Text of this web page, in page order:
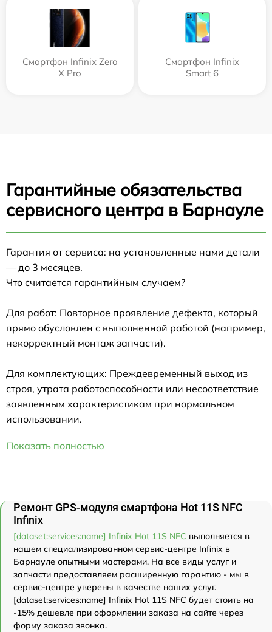
Смартфон Infinix Zero
X Pro
Смартфон Infinix
Smart 6
Гарантийные обязательства
сервисного центра в Барнауле
Гарантия от сервиса: на установленные нами детали
— до 3 месяцев.
Что считается гарантийным случаем?
Для работ: Повторное проявление дефекта, который
прямо обусловлен с выполненной работой (например,
некорректный монтаж запчасти).
Для комплектующих: Преждевременный выход из
строя, утрата работоспособности или несоответствие
заявленным характеристикам при нормальном
использовании.
Показать полностью
Ремонт GPS-модуля смартфона Hot 11S NFC
Infinix
[dataset:services:name] Infinix Hot 11S NFC выполняется в
нашем специализированном сервис-центре Infinix в
Барнауле опытными мастерами. На все виды услуг и
запчасти предоставляем расширенную гарантию - мы в
сервис-центре уверены в качестве наших услуг.
[dataset:services:name] Infinix Hot 11S NFC будет стоить на
-15% дешевле при оформлении заказа на сайте через
форму заказа звонка.